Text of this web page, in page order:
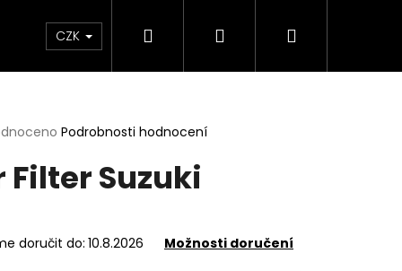
& Maziva Příslušenství Dárkové
CZK Hledat PřihlášeníNákupní
Podrobnosti hodnocení
Filter Suzuki
doručit do: 10.8.2026 Možnosti doručení